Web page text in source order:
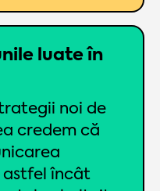
luate în
noi de
credem că
încât